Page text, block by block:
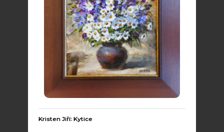
Kristen Jiří: Kytice